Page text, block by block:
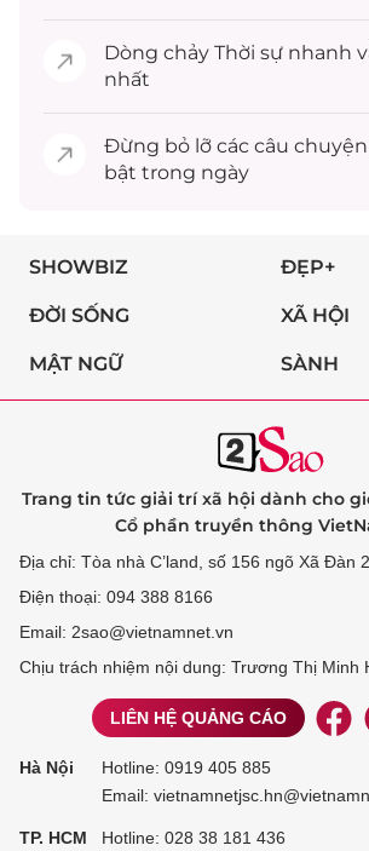
Dòng chảy Thời sự nhanh
nhất
Đừng bỏ lỡ các câu chuyện
bật trong ngày
SHOWBIZ ĐẸP+
ĐỜI SỐNG XÃ HỘI
MẬT NGỮ SÀNH
Trang tin tức giải trí xã hội dành cho
Cổ phần truyền thông
Địa chỉ: Tòa nhà C’land, số 156 ngõ Xã Đàn
Điện thoại: 094 388 8166
Email: 2sao@vietnamnet.vn
Chịu trách nhiệm nội dung: Trương Thị Minh
LIÊN HỆ QUẢNG CÁO
Hà Nội Hotline: 0919 405 885
Email:
TP. HCM Hotline: 028 38 181 436